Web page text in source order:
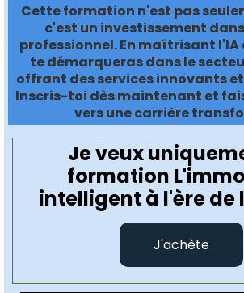
Cette formation n'est pas
c'est un investissement
professionnel. En maîtrisant l'IA
te démarqueras dans le
offrant des services innovants
Inscris-toi dès maintenant et
vers une carrière
Je veux
formation
intelligent à l'ère de
J'achète